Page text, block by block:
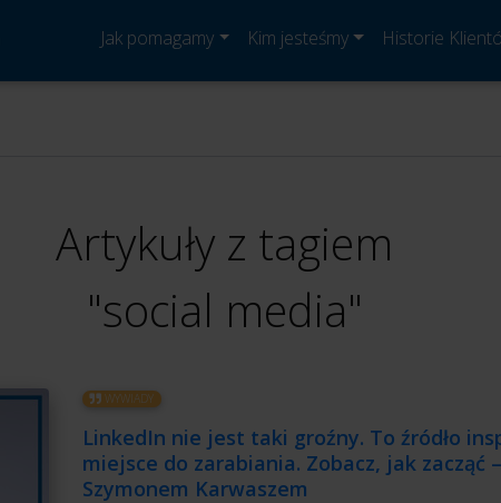
Jak pomagamy Kim jesteśmy Historie
Artykuły z tagiem
"social media"
WYWIADY
LinkedIn nie jest taki groźny. To źródło
miejsce do zarabiania. Zobacz, jak zacząć
Szymonem Karwaszem